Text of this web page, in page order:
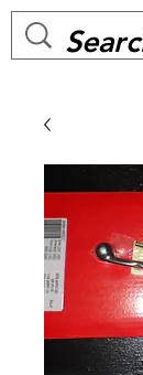
MC BIKE